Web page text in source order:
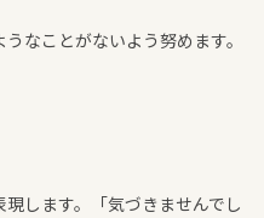
なことがないよう努めます。
します。「気づきませんでし